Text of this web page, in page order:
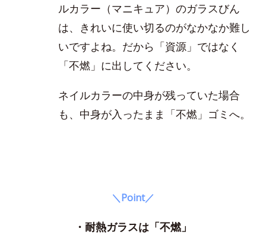
ルカラー（マニキュア）のガラスびん
は、きれいに使い切るのがなかなか難し
いですよね。だから「資源」ではなく
「不燃」に出してください。
ネイルカラーの中身が残っていた場合
も、中身が入ったまま「不燃」ゴミへ。
＼Point／
・耐熱ガラスは「不燃」